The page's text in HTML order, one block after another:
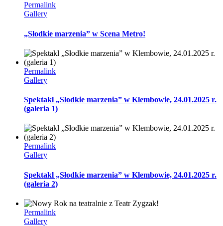
Permalink
Gallery
„Słodkie marzenia” w Scena Metro!
Permalink
Gallery
Spektakl „Słodkie marzenia” w Klembowie, 24.01.2025 r.
(galeria 1)
Permalink
Gallery
Spektakl „Słodkie marzenia” w Klembowie, 24.01.2025 r.
(galeria 2)
Permalink
Gallery